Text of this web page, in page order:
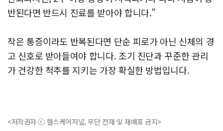
반된다면 반드시 진료를 받아야 합니다.”
작은 통증이라도 반복된다면 단순 피로가 아닌 신체의 경
고 신호로 받아들여야 합니다. 조기 진단과 꾸준한 관리
가 건강한 척추를 지키는 가장 확실한 방법입니다.
<저작권자 ⓒ 헬스케어저널, 무단 전재 및 재배포 금지>